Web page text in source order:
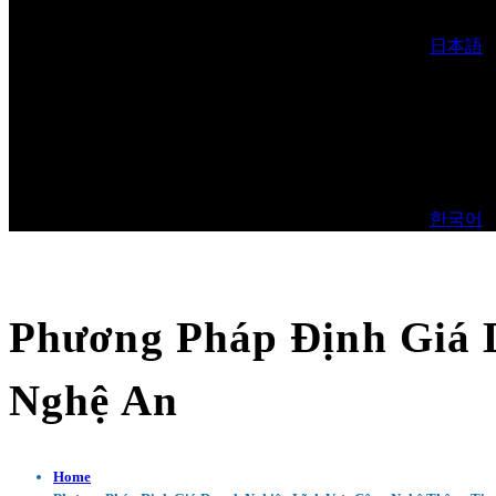
日本語
한국어
Phương Pháp Định Giá
Nghệ An
Home